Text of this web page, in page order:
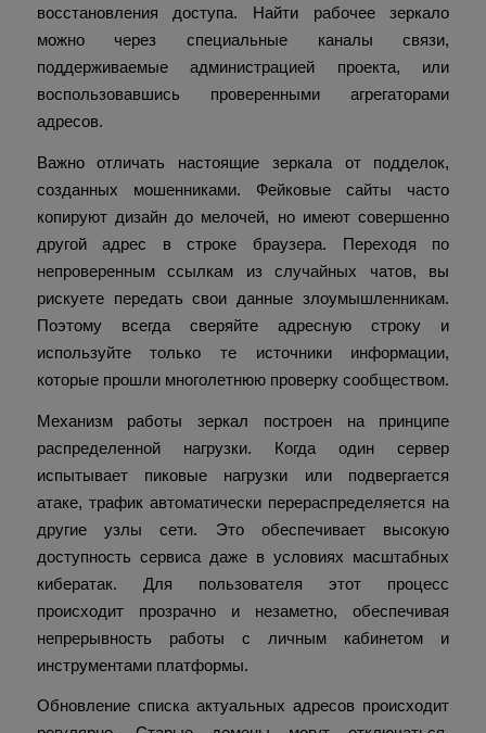
восстановления доступа. Найти рабочее зеркало
можно через специальные каналы связи,
поддерживаемые администрацией проекта, или
воспользовавшись проверенными агрегаторами
адресов.
Важно отличать настоящие зеркала от подделок,
созданных мошенниками. Фейковые сайты часто
копируют дизайн до мелочей, но имеют совершенно
другой адрес в строке браузера. Переходя по
непроверенным ссылкам из случайных чатов, вы
рискуете передать свои данные злоумышленникам.
Поэтому всегда сверяйте адресную строку и
используйте только те источники информации,
которые прошли многолетнюю проверку сообществом.
Механизм работы зеркал построен на принципе
распределенной нагрузки. Когда один сервер
испытывает пиковые нагрузки или подвергается
атаке, трафик автоматически перераспределяется на
другие узлы сети. Это обеспечивает высокую
доступность сервиса даже в условиях масштабных
кибератак. Для пользователя этот процесс
происходит прозрачно и незаметно, обеспечивая
непрерывность работы с личным кабинетом и
инструментами платформы.
Обновление списка актуальных адресов происходит